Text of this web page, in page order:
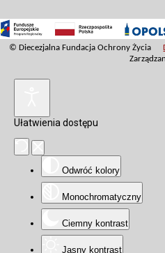
© Diecezjalna Fundacja Ochrony Życia
Ułatwienia dostępu
Odwróć kolory
Monochromatyczny
Ciemny kontrast
Jasny kontrast